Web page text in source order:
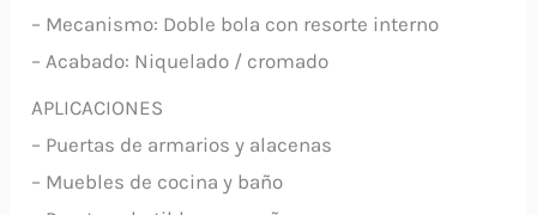
– Mecanismo: Doble bola con resorte interno
– Acabado: Niquelado / cromado
APLICACIONES
– Puertas de armarios y alacenas
– Muebles de cocina y baño